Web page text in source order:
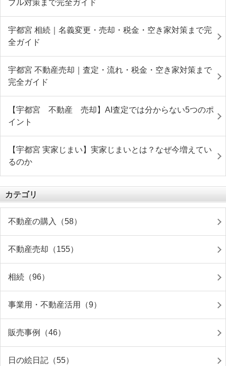
ブル対策まで完全ガイド
宇都宮 相続｜名義変更・売却・税金・空き家対策まで完
全ガイド
宇都宮 不動産売却｜査定・流れ・税金・空き家対策まで
完全ガイド
【宇都宮 不動産 売却】AI査定では分からない5つのポ
イント
【宇都宮 実家じまい】実家じまいとは？なぜ今増えてい
るのか
カテゴリ
不動産の購入（58）
不動産売却（155）
相続（96）
事業用・不動産活用（9）
販売事例（46）
日の絵日記（55）